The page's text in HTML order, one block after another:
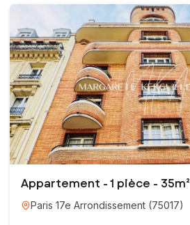
Appartement - 1 pièce - 35m²
Paris 17e Arrondissement (75017)